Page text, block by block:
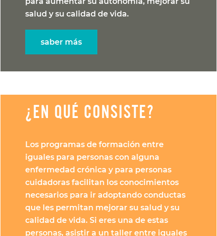
salud y su calidad de vida.
saber más
¿EN QUÉ CONSISTE?
Los programas de formación entre
iguales para personas con alguna
enfermedad crónica y para personas
cuidadoras facilitan los conocimientos
necesarios para ir adoptando conductas
que les permitan mejorar su salud y su
calidad de vida. Si eres una de estas
personas, asistir a un taller entre iguales